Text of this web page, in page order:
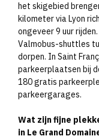
het skigebied
kilometer via Lyon
ongeveer 9 uur
Valmobus-shuttles
dorpen. In Saint
parkeerplaatsen bij
180 gratis
parkeergarages.​
Wat zijn fijne
in Le Grand